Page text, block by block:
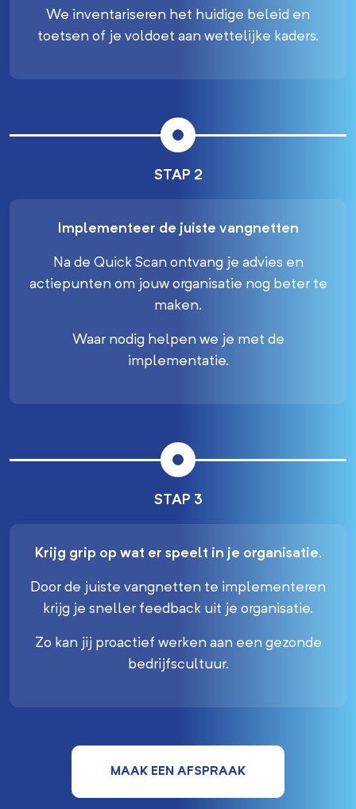
We inventariseren het huidige beleid en
toetsen of je voldoet aan wettelijke kaders.
STAP 2
Implementeer de juiste vangnetten
Na de Quick Scan ontvang je advies en
actiepunten om jouw organisatie nog beter te
maken.
Waar nodig helpen we je met de
implementatie.
STAP 3
Krijg grip op wat er speelt in je organisatie.
Door de juiste vangnetten te implementeren
krijg je sneller feedback uit je organisatie.
Zo kan jij proactief werken aan een gezonde
bedrijfscultuur.
MAAK EEN AFSPRAAK